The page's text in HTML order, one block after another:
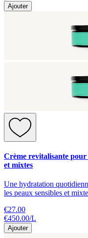
Ajouter
Crème revitalisante pour
et mixtes
Une hydratation
les peaux sensibles et
€27.00
€450.00/L
Ajouter